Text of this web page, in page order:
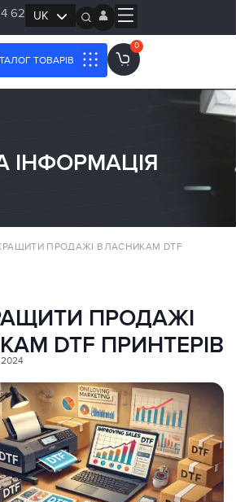
62 UK
RU
ТОВАРІВ
0
ІНФОРМАЦІЯ
ПРОДАЖІ ВЛАСНИКАМ DTF
ПРОДАЖІ
DTF ПРИНТЕРІВ